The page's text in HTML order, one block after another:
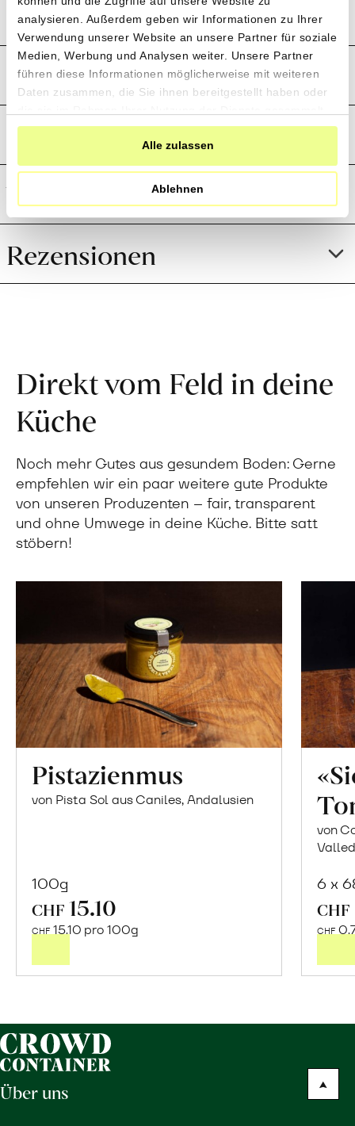
analysieren. Außerdem geben wir Informationen zu Ihrer
Verwendung unserer Website an unsere Partner für soziale
Medien, Werbung und Analysen weiter. Unsere Partner
führen diese Informationen möglicherweise mit weiteren
Daten zusammen, die Sie ihnen bereitgestellt haben oder
haben.
Alle zulassen
Ablehnen
Produktion und Anbau
Preistransparenz
Weitere Informationen
Rezensionen
Direkt vom Feld in deine
Küche
Noch mehr Gutes aus gesundem Boden: Gerne
empfehlen wir ein paar weitere gute Produkte
von unseren Produzenten – fair, transparent
und ohne Umwege in deine Küche. Bitte satt
stöbern!
Pistazienmus
von Pista Sol aus Caniles, Andalusien
100g
CHF 15.10
CHF15.10 pro 100gden
von
6 x
CHF
CHF
Über uns